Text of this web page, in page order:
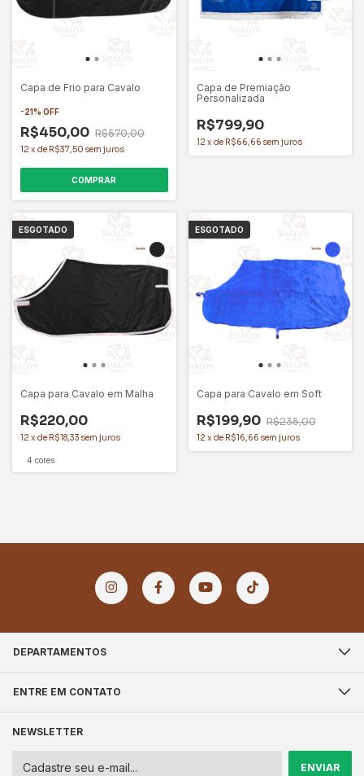
Capa de Frio para Cavalo
-21% OFF
R$450,00 R$570,00
12 xde R$37,50 sem juros
COMPRAR
Capa de Premiação
Personalizada
R$799,90
12 xde R$66,66 sem juros
ESGOTADO
Capa para Cavalo em Malha
R$220,00
12 x de R$18,33 sem juros
4 cores
ESGOTADO
Capa para Cavalo em Soft
R$199,90 R$235,00
12 x de R$16,66 sem juros
DEPARTAMENTOS
ENTRE EM CONTATO
NEWSLETTER